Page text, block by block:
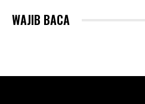
WAJIB BACA